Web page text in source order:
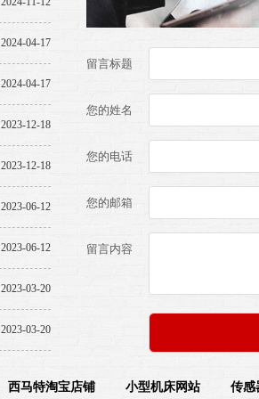
2024-04-17
2024-04-17
2023-12-18
2023-12-18
2023-06-12
2023-06-12
2023-03-20
2023-03-20
留言标题
您的姓名
您的电话
您的邮箱
留言内容
西马特淘宝店铺 小型机床网站 传感